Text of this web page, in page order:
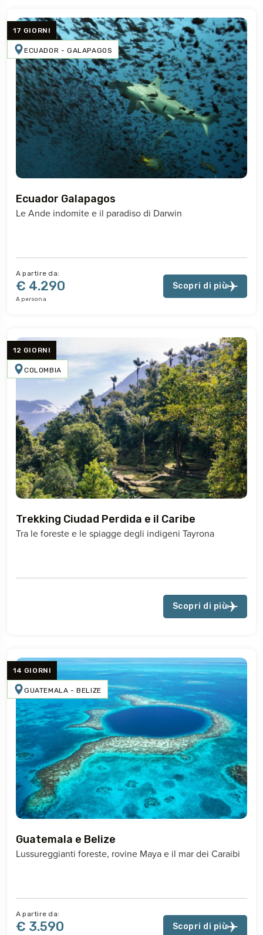
17 GIORNI
ECUADOR - GALAPAGOS
Ecuador Galapagos
Le Ande indomite e il paradiso di Darwin
A partire da:
€ 4.290
A persona
Scopri di più
12 GIORNI
COLOMBIA
Trekking Ciudad Perdida e il Caribe
Tra le foreste e le spiagge degli indigeni Tayrona
Scopri di più
14 GIORNI
GUATEMALA - BELIZE
Guatemala e Belize
Lussureggianti foreste, rovine Maya e il mar dei Caraibi
A partire da:
€ 3.590 Scopri di più